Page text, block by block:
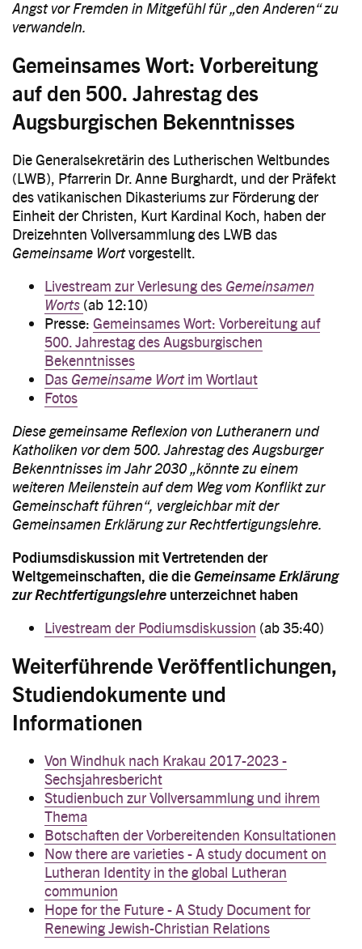
Angst vor Fremden in Mitgefühl für „den Anderen“ zu
verwandeln.
Gemeinsames Wort: Vorbereitung
auf den 500. Jahrestag des
Augsburgischen Bekenntnisses
Die Generalsekretärin des Lutherischen Weltbundes
(LWB), Pfarrerin Dr. Anne Burghardt, und der Präfekt
des vatikanischen Dikasteriums zur Förderung der
Einheit der Christen, Kurt Kardinal Koch, haben der
Dreizehnten Vollversammlung des LWB das
Gemeinsame Wortvorgestellt.
Livestream zur Verlesung des Gemeinsamen
Worts (ab 12:10)
Presse: Gemeinsames Wort: Vorbereitung auf
500. Jahrestag des Augsburgischen
Bekenntnisses
Das Gemeinsame Wortim Wortlaut
Fotos
Diese gemeinsame Reflexion von Lutheranern und
Katholiken vor dem 500. Jahrestag des Augsburger
Bekenntnisses im Jahr 2030 „könnte zu einem
weiteren Meilenstein auf dem Weg vom Konflikt zur
Gemeinschaft führen“, vergleichbar mit der
Gemeinsamen Erklärung zur Rechtfertigungslehre.
Podiumsdiskussion mit Vertretenden der
Weltgemeinschaften, die dieGemeinsame Erklärung
zur Rechtfertigungslehre unterzeichnet haben
Livestream der Podiumsdiskussion (ab 35:40)
Weiterführende Veröffentlichungen,
Studiendokumente und
Informationen
Von Windhuk nach Krakau 2017-2023 -
Sechsjahresbericht
Studienbuch zur Vollversammlung und ihrem
Thema
Botschaften der Vorbereitenden Konsultationen
Now there are varieties - A study document on
Lutheran Identity in the global Lutheran
communion
Hope for the Future - A Study Document for
Renewing Jewish-Christian Relations